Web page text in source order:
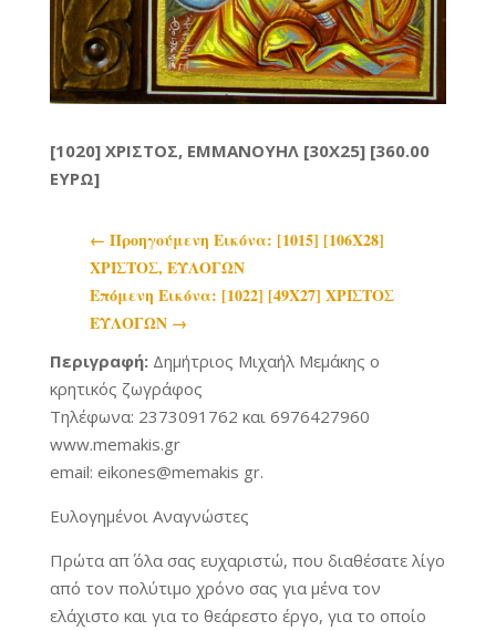
[1020] ΧΡΙΣΤΟΣ, ΕΜΜΑΝΟΥΗΛ [30X25] [360.00
ΕΥΡΩ]
← Προηγoύμενη Εικόνα: [1015] [106Χ28]
ΧΡΙΣΤΟΣ, ΕΥΛΟΓΩΝ
Επόμενη Εικόνα: [1022] [49Χ27] ΧΡΙΣΤΟΣ
ΕΥΛΟΓΩΝ→
Περιγραφή:Δημήτριος Μιχαήλ Μεμάκης ο
κρητικός ζωγράφος
Τηλέφωνα: 2373091762 και 6976427960
www.memakis.gr
email: eikones@memakis gr.
Ευλογημένοι Αναγνώστες
Πρώτα απ΄ όλα σας ευχαριστώ, που διαθέσατε λίγο
από τον πολύτιμο χρόνο σας για μένα τον
ελάχιστο και για το θεάρεστο έργο, για το οποίο